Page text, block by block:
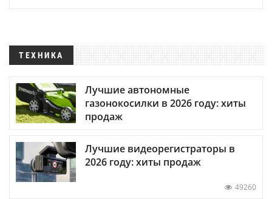
ТЕХНИКА
Лучшие автономные
газонокосилки в 2026 году: хиты
продаж
Лучшие видеорегистраторы в
2026 году: хиты продаж
49260